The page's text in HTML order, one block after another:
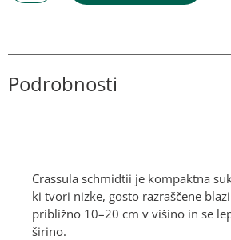
Podrobnosti
Crassula schmidtii je kompaktna
ki tvori nizke, gosto razraščene
približno 10–20 cm v višino in se
širino.